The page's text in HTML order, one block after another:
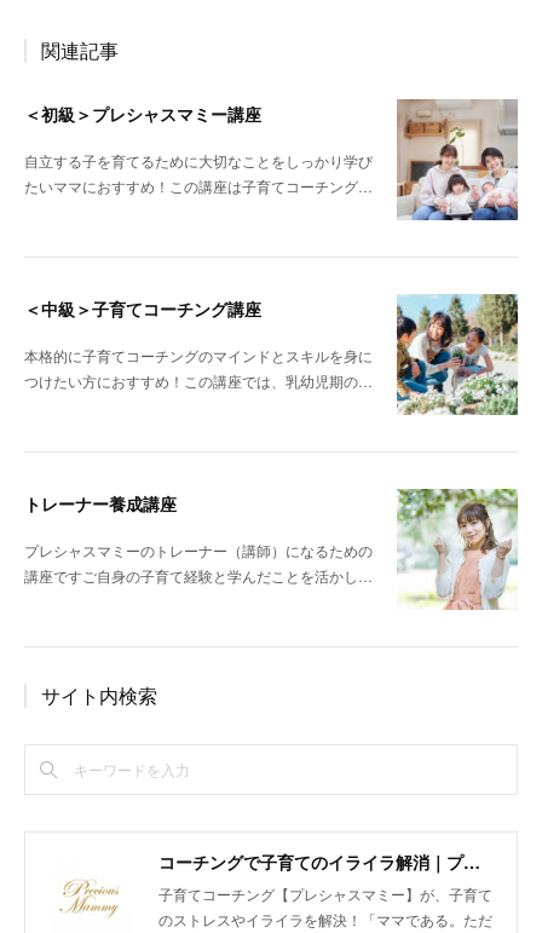
関連記事
＜初級＞プレシャスマミー講座
自立する子を育てるために大切なことをしっかり学び
たいママにおすすめ！この講座は子育てコーチング…
＜中級＞子育てコーチング講座
本格的に子育てコーチングのマインドとスキルを身に
つけたい方におすすめ！この講座では、乳幼児期の…
トレーナー養成講座
プレシャスマミーのトレーナー（講師）になるための
講座ですご自身の子育て経験と学んだことを活かし…
サイト内検索
コーチングで子育てのイライラ解消｜プレシャスマミー 公式ホームページ
子育てコーチング【プレシャスマミー】が、子育て
のストレスやイライラを解決！「ママである。ただ